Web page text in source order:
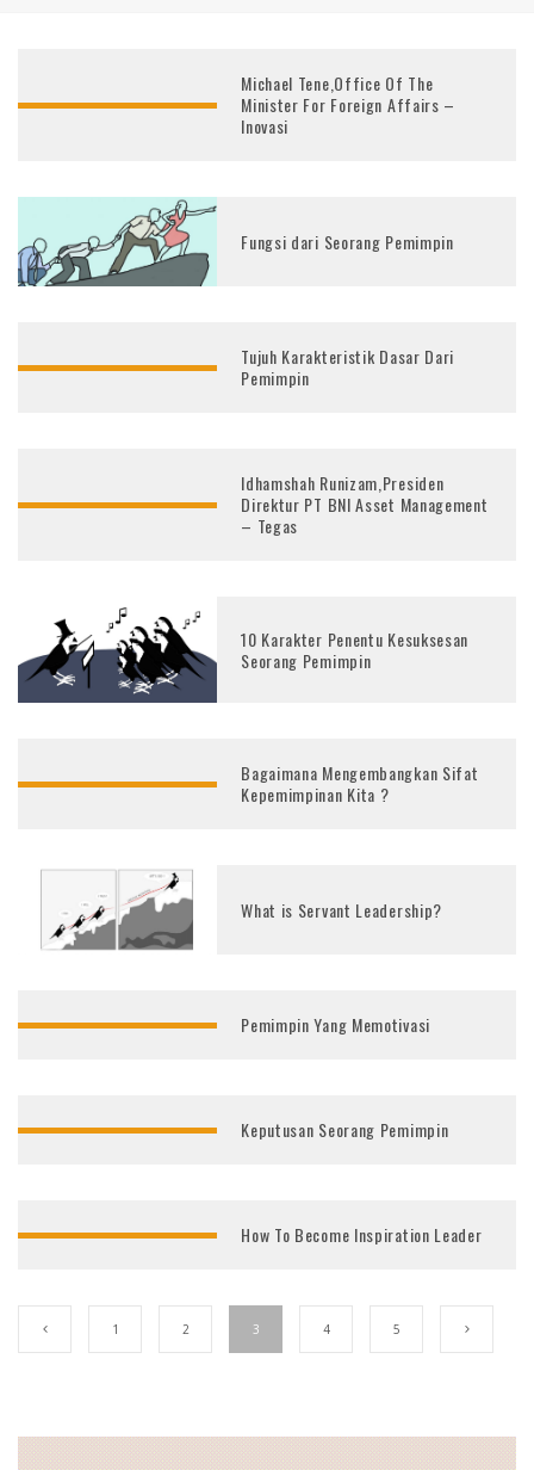
Michael Tene,Office Of The
Minister For Foreign Affairs –
Inovasi
Fungsi dari Seorang Pemimpin
Tujuh Karakteristik Dasar Dari
Pemimpin
Idhamshah Runizam,Presiden
Direktur PT BNI Asset Management
– Tegas
10 Karakter Penentu Kesuksesan
Seorang Pemimpin
Bagaimana Mengembangkan Sifat
Kepemimpinan Kita ?
What is Servant Leadership?
Pemimpin Yang Memotivasi
Keputusan Seorang Pemimpin
How To Become Inspiration Leader
1 2 3 4 5